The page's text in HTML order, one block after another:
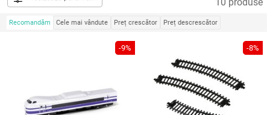
Recomandăm Cele mai vândute Preț crescător Preț descrescător
-9% -8%